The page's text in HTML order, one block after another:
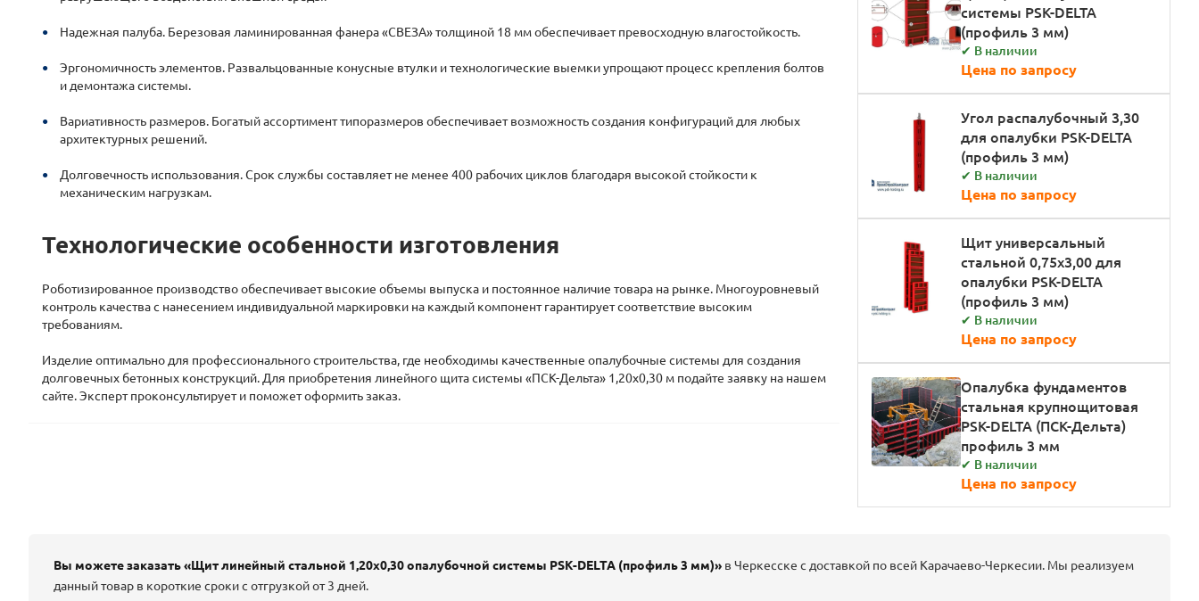
Надежная палуба. Березовая ламинированная фанера «СВЕЗА» толщиной 18 мм обеспечивает превосходную влагостойкость.
Эргономичность элементов. Развальцованные конусные втулки и технологические выемки упрощают процесс крепления болтов
и демонтажа системы.
Вариативность размеров. Богатый ассортимент типоразмеров обеспечивает возможность создания конфигураций для любых
архитектурных решений.
Долговечность использования.Срок службы составляет не менее 400 рабочих циклов благодаря высокой стойкости к
механическим нагрузкам.
Технологические особенности изготовления
Роботизированное производство обеспечивает высокие объемы выпуска и постоянное наличие товара на рынке. Многоуровневый
контроль качества с нанесением индивидуальной маркировки на каждый компонент гарантирует соответствие высоким
требованиям.
Изделие оптимально для профессионального строительства, где необходимы качественные опалубочные системы для создания
долговечных бетонных конструкций. Для приобретения линейного щита системы «ПСК-Дельта» 1,20х0,30 м подайте заявку на нашем
сайте. Эксперт проконсультирует и поможет оформить заказ.
системы PSK-DELTA
(профиль 3 мм)
✔ В наличии
Цена по запросу
Угол распалубочный 3,30
для опалубки PSK-DELTA
(профиль 3 мм)
✔ В наличии
Цена по запросу
Щит универсальный
стальной 0,75х3,00 для
опалубки PSK-DELTA
(профиль 3 мм)
✔ В наличии
Цена по запросу
Опалубка фундаментов
стальная крупнощитовая
PSK-DELTA (ПСК-Дельта)
профиль 3 мм
✔ В наличии
Цена по запросу
Вы можете заказать «Щит линейный стальной 1,20х0,30 опалубочной системы PSK-DELTA (профиль 3 мм)» в Черкесске с доставкой по всей Карачаево-Черкесии. Мы реализуем
данный товар в короткие сроки с отгрузкой от 3 дней.